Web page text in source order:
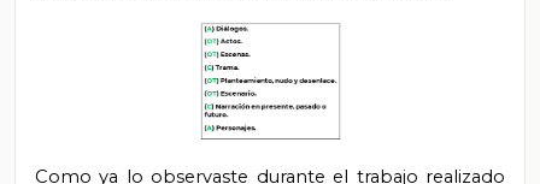
Como ya lo observaste durante el trabajo realizado